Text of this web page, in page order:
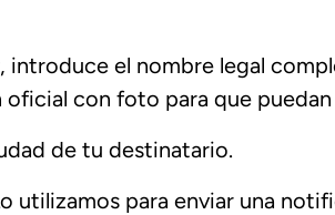
introduce el nombre legal
con foto para que
de tu destinatario.
utilizamos para enviar una